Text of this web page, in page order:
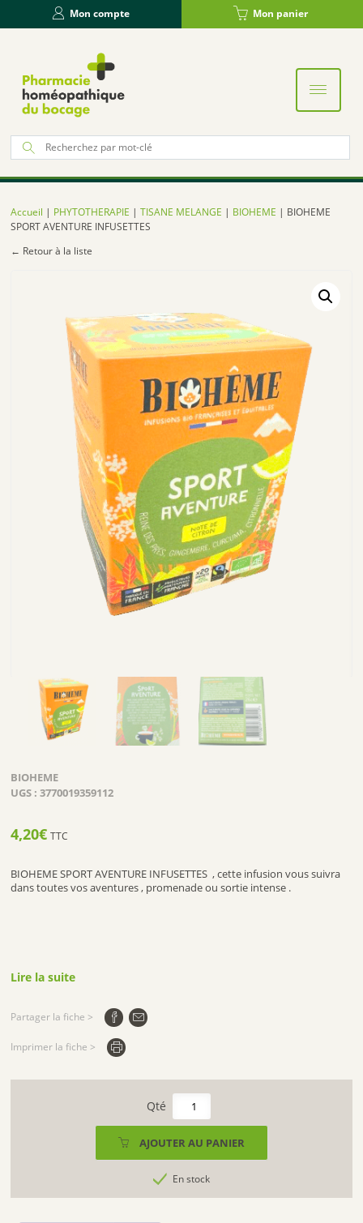
Mon compte Mon panier
:
Accueil | PHYTOTHERAPIE |TISANE MELANGE | BIOHEME | BIOHEME
SPORT AVENTURE INFUSETTES
← Retour à la liste
BIOHEME
UGS :3770019359112
4,20€ TTC
BIOHEME SPORT AVENTURE INFUSETTES , cette infusion vous suivra
dans toutes vos aventures , promenade ou sortie intense .
Lire la suite
Partager la fiche >
Imprimer la fiche >
quantité
de
AJOUTER AU PANIER
En stock
Panneau de gestion des cookies